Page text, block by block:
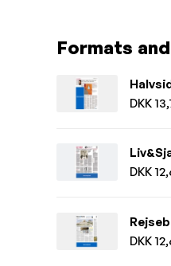
Formats
DKK
DKK
DKK